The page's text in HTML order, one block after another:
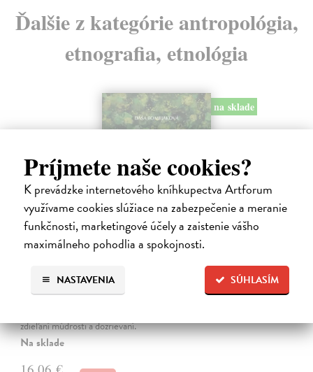
Príjmete naše cookies?
K prevádzke internetového kníhkupectva Artforum
využívame cookies slúžiace na zabezpečenie a meranie
funkčnosti, marketingové účely a zaistenie vášho
maximálneho pohodlia a spokojnosti.
SÚHLASÍM
NASTAVENIA
Ďalšie z kategórie antropológia,
etnografia, etnológia
na sklade
Bombjaková Daša| Kniha
Ich deti denne prejdú rukami aj dvadsiatich rôznych ľudí. Nepoznajú
zdieľaní múdrosti a dozrievaní.
Na sklade